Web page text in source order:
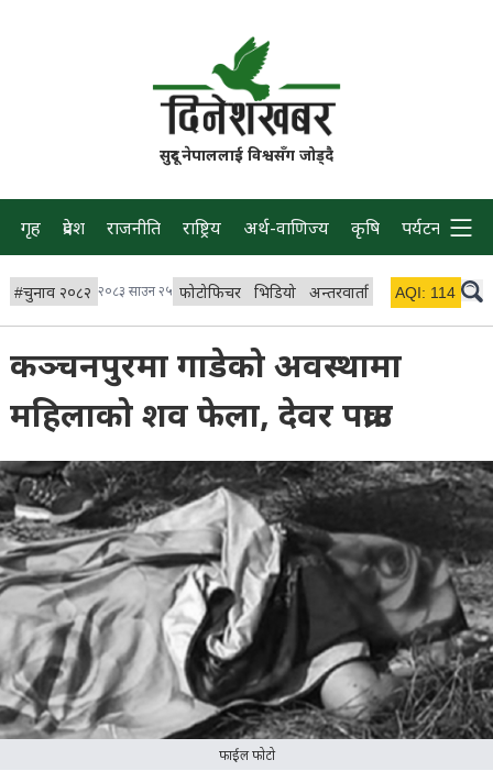
सुदूर नेपाललाई विश्वसँग जोड्दै
गृह प्रदेश राजनीति राष्ट्रिय अर्थ-वाणिज्य कृषि पर्यटन प्रवास
#चुनाव २०८२ २०८३ साउन २५ फोटोफिचर भिडियो अन्तरवार्ता विचार/ब्लग
AQI: 114
कञ्चनपुरमा गाडेको अवस्थामा
महिलाको शव फेला, देवर पक्राउ
फाईल फोटो